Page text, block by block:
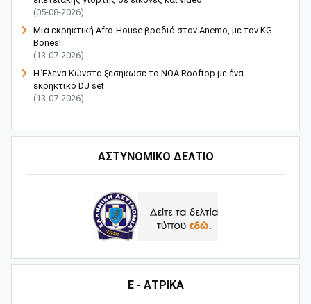
(05-08-2026)
Μια εκρηκτική Afro-House βραδιά στον Anemo, με τον KG
Bones!
(13-07-2026)
Η Έλενα Κώνστα ξεσήκωσε το NOA Rooftop με ένα
εκρηκτικό DJ set
(13-07-2026)
ΑΣΤΥΝΟΜΙΚΟ ΔΕΛΤΙΟ
Ε - ΑΤΡΙΚΑ